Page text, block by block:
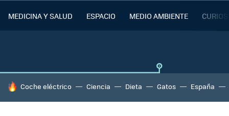
MEDICINA Y SALUD ESPACIO MEDIO AMBIENTE
HOY SE HABLA DE
Coche eléctrico Ciencia Dieta Gatos España